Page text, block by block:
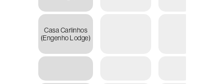
Casa Carlinhos
(Engenho Lodge)